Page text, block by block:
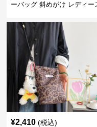
ーバッグ 斜めがけ レディー
¥2,410 (税込)